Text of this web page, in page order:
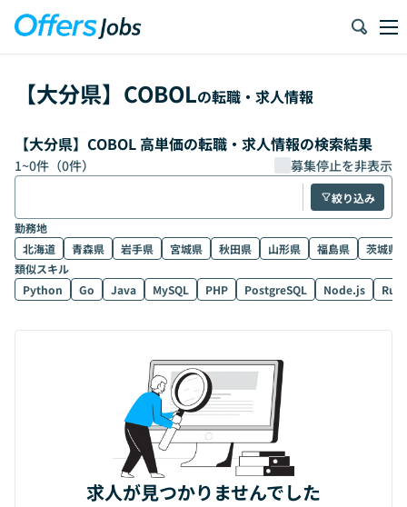
【大分県】 COBOLの転職・求人情報
【大分県】COBOL 高単価の転職・求人情報の検索結果
1~0件（0件） 募集停止を非表示
絞り込み
勤務地
北海道
青森県 岩手県 宮城県 秋田県 山形県 福島県
茨城県
類似スキル
Python
Go Java MySQL PHP PostgreSQL Node.js
求人が見つかりませんでした